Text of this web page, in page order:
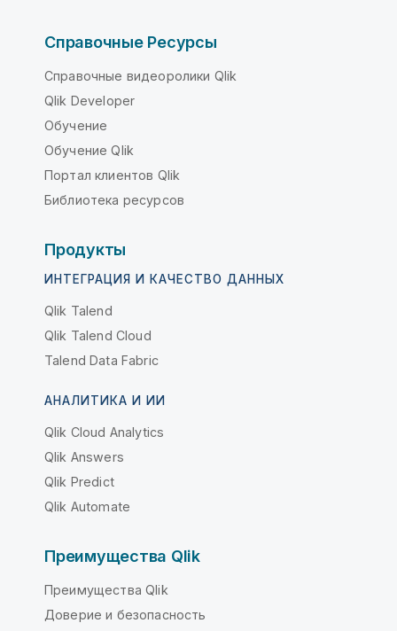
Справочные Ресурсы
Справочные видеоролики Qlik
Qlik Developer
Обучение
Обучение Qlik
Портал клиентов Qlik
Библиотека ресурсов
Продукты
ИНТЕГРАЦИЯ И КАЧЕСТВО ДАННЫХ
Qlik Talend
Qlik Talend Cloud
Talend Data Fabric
АНАЛИТИКА И ИИ
Qlik Cloud Analytics
Qlik Answers
Qlik Predict
Qlik Automate
Преимущества Qlik
Преимущества Qlik
Доверие и безопасность